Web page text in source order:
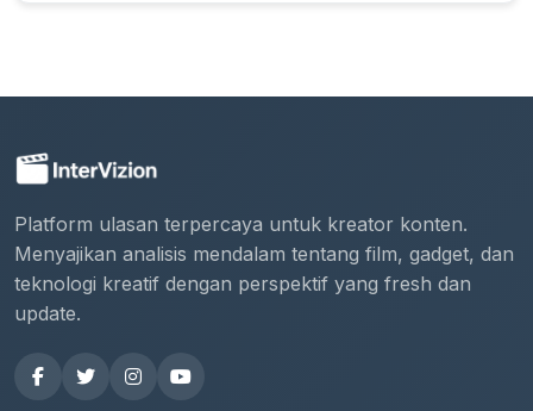
Platform ulasan terpercaya untuk kreator konten.
Menyajikan analisis mendalam tentang film, gadget, dan
teknologi kreatif dengan perspektif yang fresh dan
update.